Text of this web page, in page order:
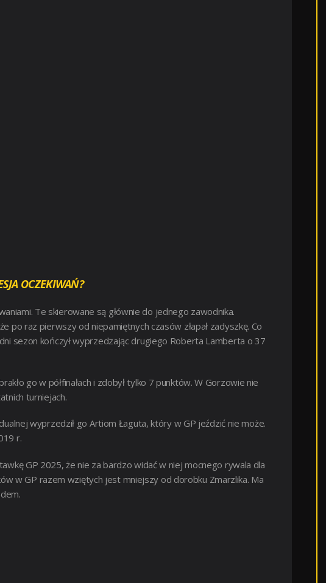
OCZEKIWAŃ?
Te skierowane są głównie do jednego zawodnika.
po raz pierwszy od niepamiętnych czasów złapał zadyszkę. Co
sezon kończył wyprzedzając drugiego Roberta Lamberta o 37
go w półfinałach i zdobył tylko 7 punktów. W Gorzowie nie
turniejach.
wyprzedził go Artiom Łaguta, który w GP jeździć nie może.
r.
GP 2025, że nie za bardzo widać w niej mocnego rywala dla
w GP razem wziętych jest mniejszy od dorobku Zmarzlika. Ma